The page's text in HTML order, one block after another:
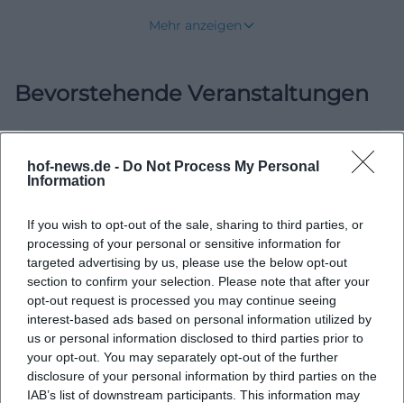
hof-news.de - Do Not Process My Personal
Information
If you wish to opt-out of the sale, sharing to third parties, or
processing of your personal or sensitive information for
targeted advertising by us, please use the below opt-out
section to confirm your selection. Please note that after your
opt-out request is processed you may continue seeing
interest-based ads based on personal information utilized by
us or personal information disclosed to third parties prior to
your opt-out. You may separately opt-out of the further
disclosure of your personal information by third parties on the
IAB’s list of downstream participants. This information may
Place, sondern einen lebendigen Raum für
zwischen dem alten Namen und der aktiven
Nutzung. Das Gebäude wirkt dadurch nicht wie ein
Denkmal hinter Glas, sondern wie ein Ort, an dem
Geschichte, Architektur und Kunst miteinander
arbeiten und ein unverwechselbares
Besuchserlebnis schaffen. ([architekt-wittig.de]
(https://www.architekt-wittig.de/kunst-kultur))
Ist das Altes Landkrankenhaus Hof ein Lost Place?
Die kurze Antwort lautet: nicht im üblichen Sinn.
Zwar suchen viele Menschen nach altes
Mehr anzeigen
Bevorstehende Veranstaltungen
40 Jahre Galerie G4
10. Jul 2026
Fotografie, Archiv und Stadtgeschichte im Alten
Landkrankenhaus Hof: Galerie G4 zeigt ein starkes Jubiläum mit
freiem Eintritt. #Fotografie